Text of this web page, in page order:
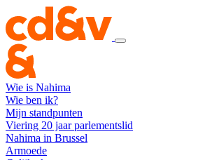
Wie is Nahima
Wie ben ik?
Mijn standpunten
Viering 20 jaar parlementslid
Nahima in Brussel
Armoede